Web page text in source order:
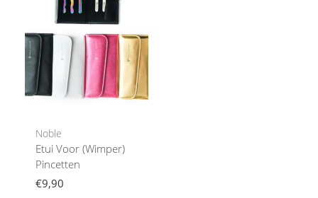
Noble
Etui Voor (Wimper)
Pincetten
€9,90